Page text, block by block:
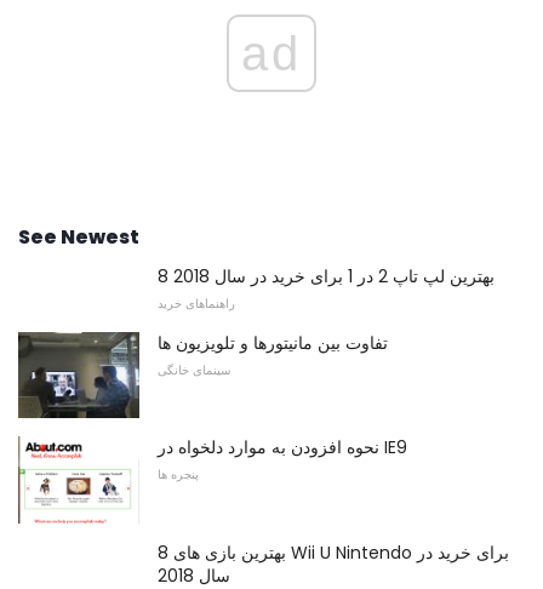
ad
See Newest
8 بهترین لپ تاپ 2 در 1 برای خرید در سال 2018
راهنماهای خرید
تفاوت بین مانیتورها و تلویزیون ها
سینمای خانگی
نحوه افزودن به موارد دلخواه در IE9
پنجره ها
8 بهترین بازی های Wii U Nintendo برای خرید در
سال 2018